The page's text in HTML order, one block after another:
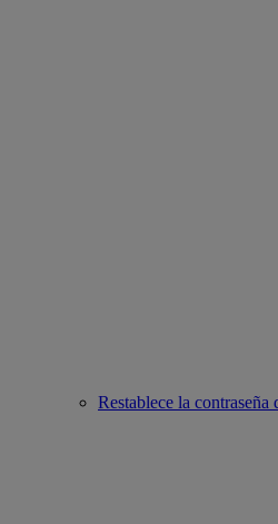
Restablece la contraseña